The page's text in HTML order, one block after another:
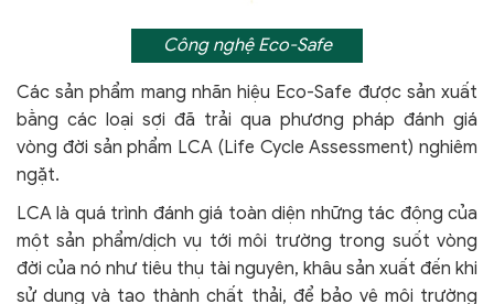
Công nghệ Eco-Safe
Các sản phẩm mang nhãn hiệu Eco-Safe được sản xuất
bằng các loại sợi đã trải qua phương pháp đánh giá
vòng đời sản phẩm LCA (Life Cycle Assessment) nghiêm
ngặt.
LCA là quá trình đánh giá toàn diện những tác động của
một sản phẩm/dịch vụ tới môi trường trong suốt vòng
đời của nó như tiêu thụ tài nguyên, khâu sản xuất đến khi
sử dụng và tạo thành chất thải, để bảo vệ môi trường